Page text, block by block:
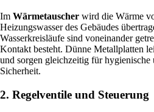
Im Wärmetauscher wird die Wärme
Heizungswasser des Gebäudes
Wasserkreisläufe sind voneinander
Kontakt besteht. Dünne Metallplatten
und sorgen gleichzeitig für hygienische
Sicherheit.
2. Regelventile und Steuerung